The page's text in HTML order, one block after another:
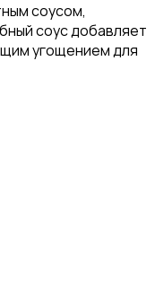
соусом,
соус добавляет
угощением для